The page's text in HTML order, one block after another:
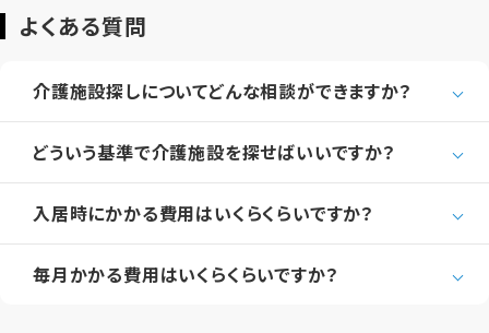
よくある質問
介護施設探しについてどんな相談ができますか？
どういう基準で介護施設を探せばいいですか？
入居時にかかる費用はいくらくらいですか？
毎月かかる費用はいくらくらいですか？